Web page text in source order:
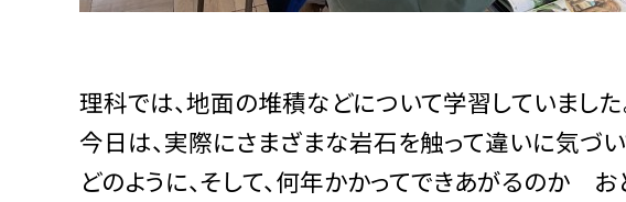
理科では、地面の堆積などについて学習していました
今日は、実際にさまざまな岩石を触って違いに気づい
どのように、そして、何年かかってできあがるのか お